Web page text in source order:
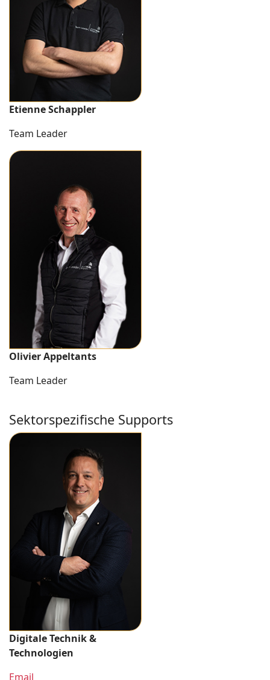
Etienne Schappler
Team Leader
Olivier Appeltants
Team Leader
Sektorspezifische Supports
Digitale Technik &
Technologien
Email